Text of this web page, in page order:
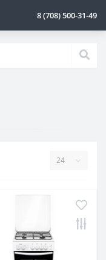
8 (708) 500-31-49